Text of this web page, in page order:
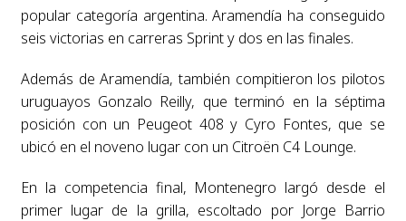
popular categoría argentina. Aramendía ha conseguido
seis victorias en carreras Sprint y dos en las finales.
Además de Aramendía, también compitieron los pilotos
uruguayos Gonzalo Reilly, que terminó en la séptima
posición con un Peugeot 408 y Cyro Fontes, que se
ubicó en el noveno lugar con un Citroën C4 Lounge.
En la competencia final, Montenegro largó desde el
primer lugar de la grilla, escoltado por Jorge Barrio